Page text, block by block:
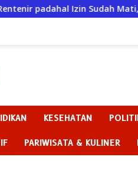
Mati, KSP Wahana
KESEHATAN
PARIWISATA & KULINER